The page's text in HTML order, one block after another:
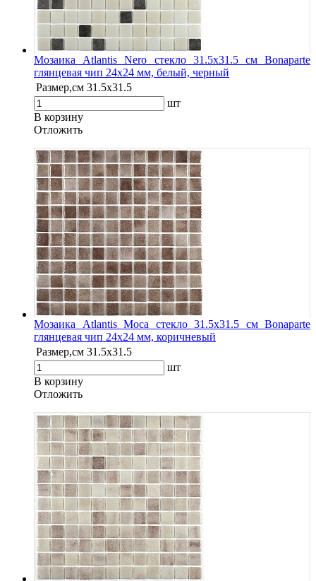
Мозаика Atlantis Nero стекло 31.5х31.5 см Bonaparte
глянцевая чип 24х24 мм, белый, черный
Размер,см 31.5х31.5
шт
В корзину
Oтложить
Мозаика Atlantis Moca стекло 31.5х31.5 см Bonaparte
глянцевая чип 24х24 мм, коричневый
Размер,см 31.5х31.5
шт
В корзину
Oтложить